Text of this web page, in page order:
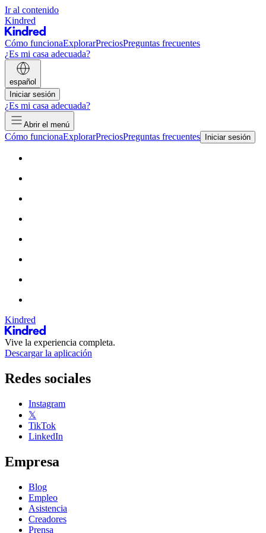
Ir al contenido
Kindred
Cómo funcionaExplorarPreciosPreguntas frecuentes
¿Es mi casa adecuada?
español
Iniciar sesión
¿Es mi casa adecuada?
Abrir el menú
Cómo funcionaExplorarPreciosPreguntas frecuentes Iniciar sesión
Kindred
Vive la experiencia completa.
Descargar la aplicación
Redes sociales
Instagram
𝕏
TikTok
LinkedIn
Empresa
Blog
Empleo
Asistencia
Creadores
Prensa